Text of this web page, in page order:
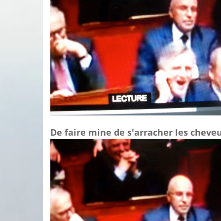
De faire mine de s'arracher les